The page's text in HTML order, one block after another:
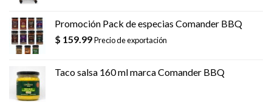
Promoción Pack de especias Comander BBQ
$ 159.99Precio de exportación
Taco salsa 160 ml marca Comander BBQ